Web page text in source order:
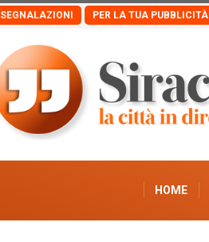
SEGNALAZIONI PER LA TUA PUBBLICITÀ
HOME